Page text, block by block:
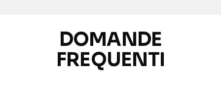
DOMANDE
FREQUENTI